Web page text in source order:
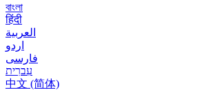
বাংলা
हिंदी
العربية
اردو
فارسی
עִברִית
中文 (简体)